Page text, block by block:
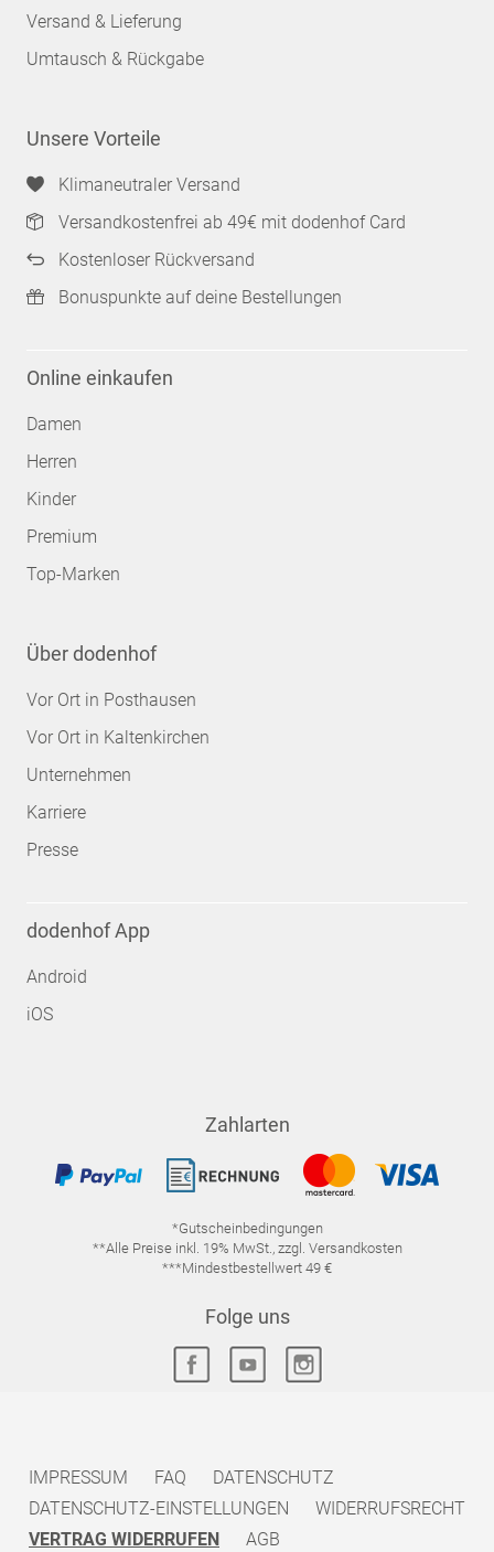
Versand & Lieferung
Umtausch & Rückgabe
Unsere Vorteile
Klimaneutraler Versand
Versandkostenfrei ab 49€ mit dodenhof Card
Kostenloser Rückversand
Bonuspunkte auf deine Bestellungen
Online einkaufen
Damen
Herren
Kinder
Premium
Top-Marken
Über dodenhof
Vor Ort in Posthausen
Vor Ort in Kaltenkirchen
Unternehmen
Karriere
Presse
dodenhof App
Android
iOS
Zahlarten
*Gutscheinbedingungen
**Alle Preise inkl. 19% MwSt., zzgl. Versandkosten
***Mindestbestellwert 49 €
Folge uns
IMPRESSUM FAQ
DATENSCHUTZ
DATENSCHUTZ-EINSTELLUNGEN
WIDERRUFSRECHT
VERTRAG WIDERRUFEN
AGB